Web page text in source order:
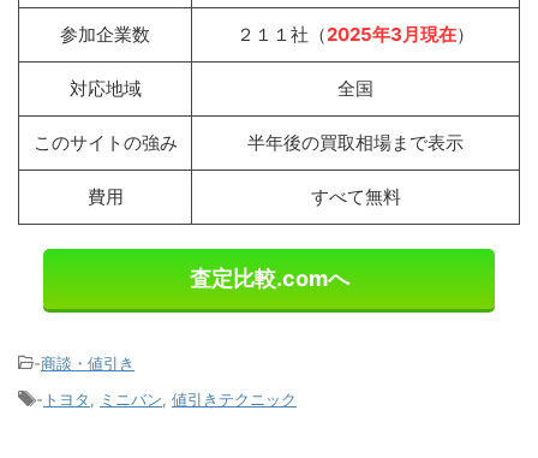
参加企業数 ２１１社（2025年3月現在）
対応地域 全国
このサイトの強み 半年後の買取相場まで表示
費用 すべて無料
査定比較.comへ
-商談・値引き
- トヨタ ミニバン 値引きテクニック